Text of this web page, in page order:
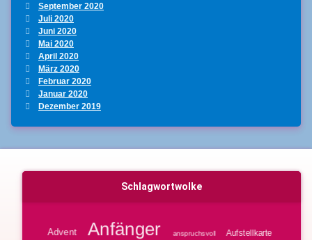
September 2020
Juli 2020
Juni 2020
Mai 2020
April 2020
März 2020
Februar 2020
Januar 2020
Dezember 2019
Schlagwortwolke
Advent Anfänger anspruchsvoll
Aufstellkarte